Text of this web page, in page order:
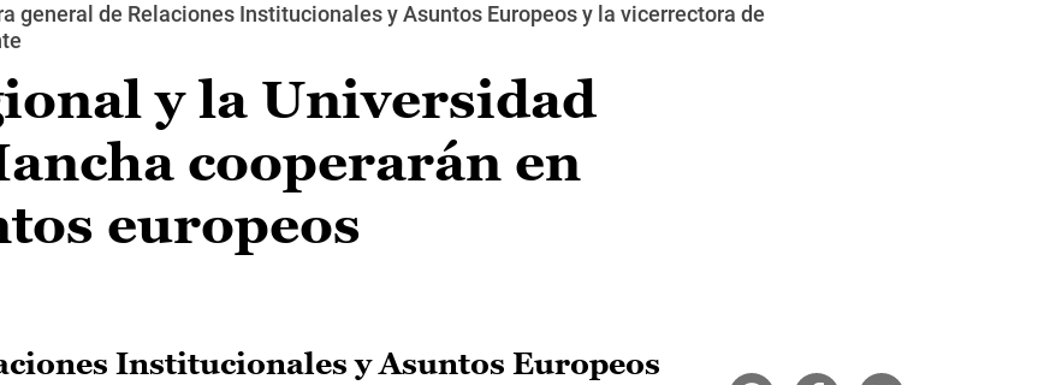
general de Relaciones Institucionales y Asuntos Europeos y la vicerrectora de
y la Universidad
cooperarán en
europeos
Institucionales y Asuntos Europeos